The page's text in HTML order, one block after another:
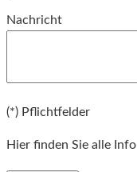
Nachricht
(*) Pflichtfelder
Hier finden Sie alle